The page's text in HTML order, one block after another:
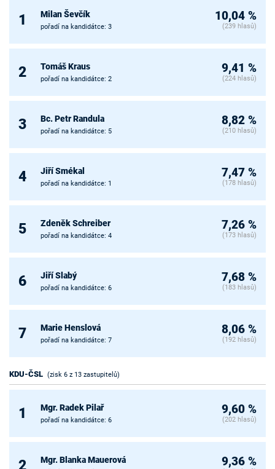
1 Milan Ševčík
pořadí na kandidátce: 3
10,04 %
(239 hlasů)
2 Tomáš Kraus
pořadí na kandidátce: 2
9,41 %
(224 hlasů)
3 Bc. Petr Randula
pořadí na kandidátce: 5
8,82 %
(210 hlasů)
4 Jiří Smékal
pořadí na kandidátce: 1
7,47 %
(178 hlasů)
5 Zdeněk Schreiber
pořadí na kandidátce: 4
7,26 %
(173 hlasů)
6 Jiří Slabý
pořadí na kandidátce: 6
7,68 %
(183 hlasů)
7 Marie Henslová
pořadí na kandidátce: 7
8,06 %
(192 hlasů)
KDU-ČSL (zisk 6 z 13 zastupitelů)
1 Mgr. Radek Pilař
pořadí na kandidátce: 6
9,60 %
(202 hlasů)
2 Mgr. Blanka Mauerová 9,36 %